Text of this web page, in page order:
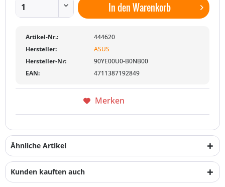
In denWarenkorb
Artikel-Nr.:
444620
Hersteller:
ASUS
Hersteller-Nr:
90YE00U0-B0NB00
EAN:
4711387192849
Merken
Ähnliche Artikel
Kunden kauften auch